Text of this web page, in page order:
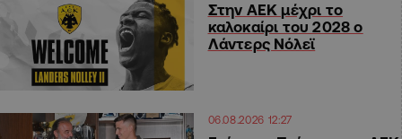
Στην ΑΕΚ μέχρι το
καλοκαίρι του 2028 ο
Λάντερς Νόλεϊ
06.08.2026 12:27